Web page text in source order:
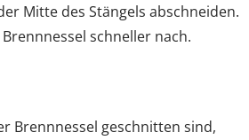
Mitte des Stängels abschneiden.
schneller nach.
Brennnessel geschnitten sind,